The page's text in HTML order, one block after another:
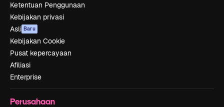
Ketentuan Penggunaan
Kebijakan privasi
Asli Baru
Kebijakan Cookie
Pusat kepercayaan
Afiliasi
Enterprise
Perusahaan